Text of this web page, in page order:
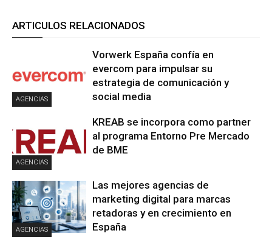
ARTICULOS RELACIONADOS
AGENCIAS
Vorwerk España confía en
evercom para impulsar su
estrategia de comunicación y
social media
AGENCIAS
KREAB se incorpora como partner
al programa Entorno Pre Mercado
de BME
AGENCIAS
Las mejores agencias de
marketing digital para marcas
retadoras y en crecimiento en
España